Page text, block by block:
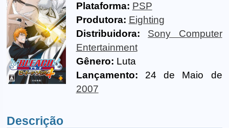
Plataforma: PSP
Produtora: Eighting
Distribuidora:
Sony Computer
Entertainment
Gênero: Luta
Lançamento: 24 de Maio de
2007
Descrição